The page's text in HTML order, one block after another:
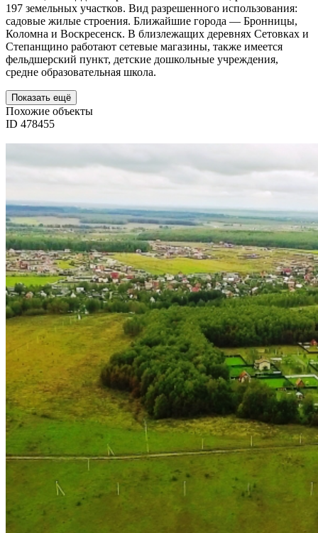
197 земельных участков. Вид разрешенного использования:
садовые жилые строения. Ближайшие города — Бронницы,
Коломна и Воскресенск. В близлежащих деревнях Сетовках и
Степанщино работают сетевые магазины, также имеется
фельдшерский пункт, детские дошкольные учреждения,
средне образовательная школа.
Показать ещё
Похожие объекты
ID 478455